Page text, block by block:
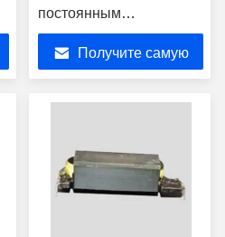
постоянным
сопротивлением для
двигателей и
электрической работы
Получите самую